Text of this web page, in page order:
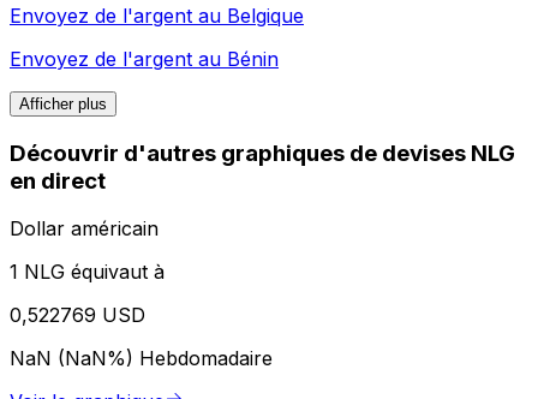
Envoyez de l'argent au Belgique
Envoyez de l'argent au Bénin
Afficher plus
Découvrir d'autres graphiques de devises NLG
en direct
Dollar américain
1 NLG équivaut à
0,522769 USD
NaN (NaN%) Hebdomadaire